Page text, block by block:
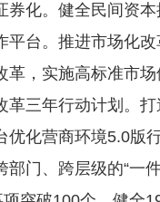
券化。健全民间资本
平台。推进市场化
革，实施高标准市
革三年行动计划。
优化营商环境5.0版
部门、跨层级的“一